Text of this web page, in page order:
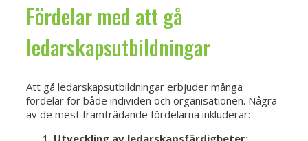
Fördelar med att gå
ledarskapsutbildningar
Att gå ledarskapsutbildningar erbjuder många
fördelar för både individen och organisationen. Några
av de mest framträdande fördelarna inkluderar:
Utveckling av ledarskapsfärdigheter: